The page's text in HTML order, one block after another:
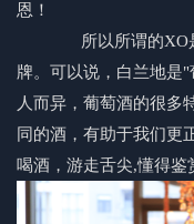
恩！
所以所谓的XO
牌。可以说，白兰地是
人而异，葡萄酒的很多
同的酒，有助于我们更
喝酒，游走舌尖,懂得鉴